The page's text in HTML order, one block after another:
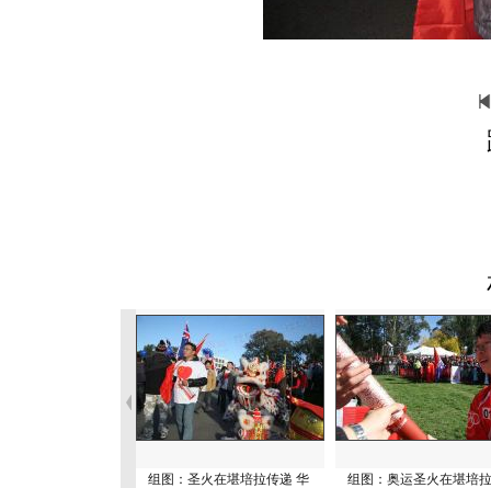
组图：圣火在堪培拉传递 华
组图：奥运圣火在堪培